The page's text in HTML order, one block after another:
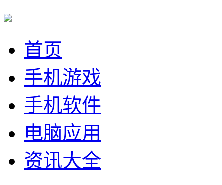
首页
手机游戏
手机软件
电脑应用
资讯大全